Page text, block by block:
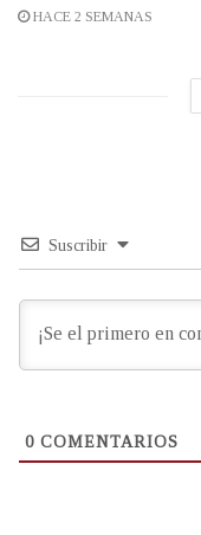
HACE 2 SEMANAS
Suscribir
0 COMENTARIOS